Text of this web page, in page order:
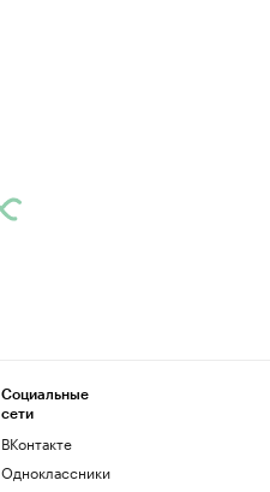
Социальные
сети
ВКонтакте
Одноклассники